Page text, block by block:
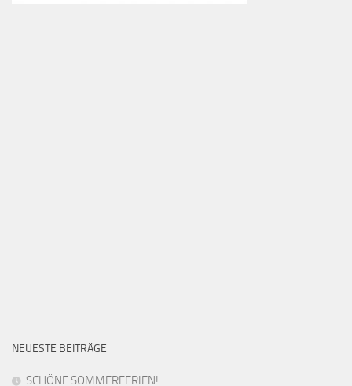
NEUESTE BEITRÄGE
SCHÖNE SOMMERFERIEN!